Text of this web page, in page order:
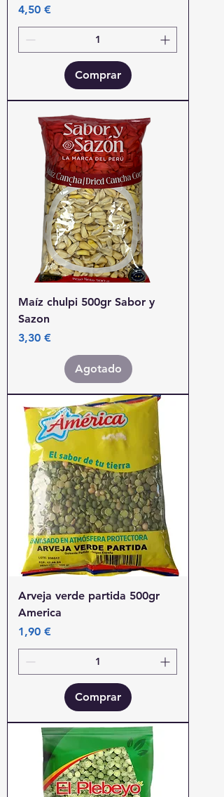
Precio
4,50 €
Comprar
Maíz chulpi 500gr Sabor y
Sazon
Precio
3,30 €
Agotado
Arveja verde partida 500gr
America
Precio
1,90 €
Comprar